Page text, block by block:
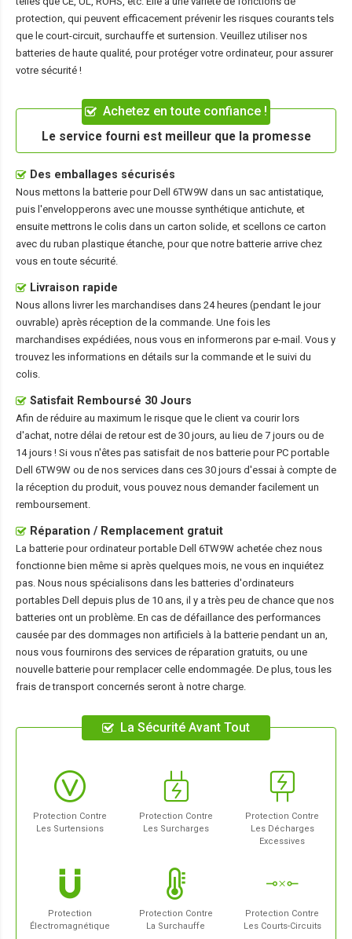
protection, qui peuvent efficacement prévenir les risques courants tels
que le court-circuit, surchauffe et surtension. Veuillez utiliser nos
batteries de haute qualité, pour protéger votre ordinateur, pour assurer
votre sécurité !
Achetez en toute confiance !
Le service fourni est meilleur que la promesse
Des emballages sécurisés
Nous mettons la batterie pour Dell 6TW9W dans un sac antistatique,
puis l'envelopperons avec une mousse synthétique antichute, et
ensuite mettrons le colis dans un carton solide, et scellons ce carton
avec du ruban plastique étanche, pour que notre batterie arrive chez
vous en toute sécurité.
Livraison rapide
Nous allons livrer les marchandises dans 24 heures (pendant le jour
ouvrable) après réception de la commande. Une fois les
marchandises expédiées, nous vous en informerons par e-mail. Vous y
trouvez les informations en détails sur la commande et le suivi du
colis.
Satisfait Remboursé 30 Jours
Afin de réduire au maximum le risque que le client va courir lors
d'achat, notre délai de retour est de 30 jours, au lieu de 7 jours ou de
14 jours ! Si vous n'êtes pas satisfait de nos batterie pour PC portable
Dell 6TW9W ou de nos services dans ces 30 jours d'essai à compte de
la réception du produit, vous pouvez nous demander facilement un
remboursement.
Réparation / Remplacement gratuit
La batterie pour ordinateur portable Dell 6TW9W achetée chez nous
fonctionne bien même si après quelques mois, ne vous en inquiétez
pas. Nous nous spécialisons dans les batteries d'ordinateurs
portables Dell depuis plus de 10 ans, il y a très peu de chance que nos
batteries ont un problème. En cas de défaillance des performances
causée par des dommages non artificiels à la batterie pendant un an,
nous vous fournirons des services de réparation gratuits, ou une
nouvelle batterie pour remplacer celle endommagée. De plus, tous les
frais de transport concernés seront à notre charge.
La Sécurité Avant Tout
Protection Contre
Les Surtensions
Protection Contre
Les Surcharges
Protection Contre
Les Décharges
Excessives
Protection
Électromagnétique
Protection Contre
La Surchauffe
Protection Contre
Les Courts-Circuits